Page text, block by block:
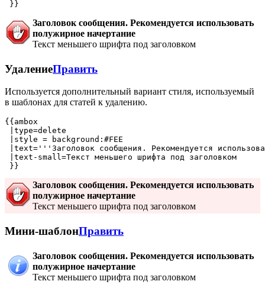
Заголовок сообщения. Рекомендуется использовать
полужирное начертание
Текст меньшего шрифта под заголовком
УдалениеПравить
Используется дополнительный вариант стиля, используемый
в шаблонах для статей к удалению.
{{ambox
|type=delete
|style = background:#FEE
|text='''Заголовок сообщения. Рекомендуется
|text-small=Текст меньшего шрифта под заголовком
Заголовок сообщения. Рекомендуется использовать
полужирное начертание
Текст меньшего шрифта под заголовком
Мини-шаблонПравить
Заголовок сообщения. Рекомендуется использовать
полужирное начертание
Текст меньшего шрифта под заголовком